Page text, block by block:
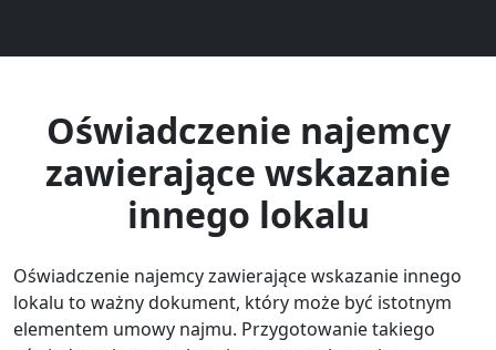
Oświadczenie najemcy
zawierające wskazanie
innego lokalu
Oświadczenie najemcy zawierające wskazanie innego
lokalu to ważny dokument, który może być istotnym
elementem umowy najmu. Przygotowanie takiego